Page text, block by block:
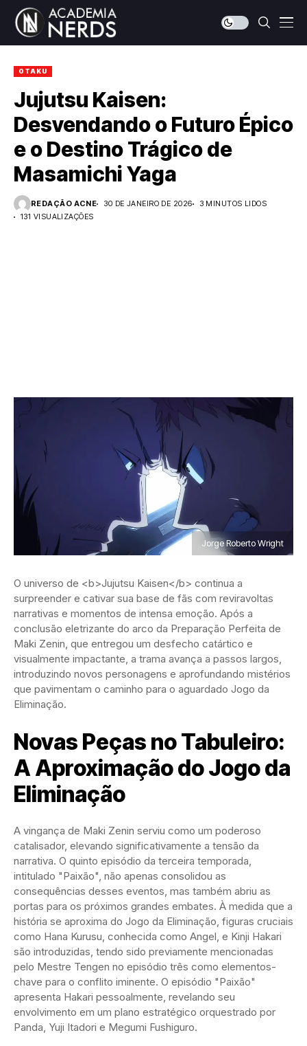
OTAKU
Jujutsu Kaisen:
Desvendando o Futuro Épico
e o Destino Trágico de
Masamichi Yaga
REDAÇÃO ACNE 30 DE JANEIRO DE 2026
3 MINUTOS LIDOS
131 VISUALIZAÇÕES
Jorge Roberto Wright
O universo de <b>Jujutsu Kaisen</b> continua a
surpreender e cativar sua base de fãs com reviravoltas
narrativas e momentos de intensa emoção. Após a
conclusão eletrizante do arco da Preparação Perfeita de
Maki Zenin, que entregou um desfecho catártico e
visualmente impactante, a trama avança a passos largos,
introduzindo novos personagens e aprofundando mistérios
que pavimentam o caminho para o aguardado Jogo da
Eliminação.
Novas Peças no Tabuleiro:
A Aproximação do Jogo da
Eliminação
A vingança de Maki Zenin serviu como um poderoso
catalisador, elevando significativamente a tensão da
narrativa. O quinto episódio da terceira temporada,
intitulado "Paixão", não apenas consolidou as
consequências desses eventos, mas também abriu as
portas para os próximos grandes embates. À medida que a
história se aproxima do Jogo da Eliminação, figuras cruciais
como Hana Kurusu, conhecida como Angel, e Kinji Hakari
são introduzidas, tendo sido previamente mencionadas
pelo Mestre Tengen no episódio três como elementos-
chave para o conflito iminente. O episódio "Paixão"
apresenta Hakari pessoalmente, revelando seu
envolvimento em um plano estratégico orquestrado por
Panda, Yuji Itadori e Megumi Fushiguro.